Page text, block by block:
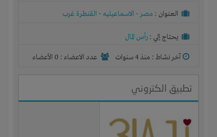
العنوان : مصر- الاسماعيليه - القنطرة غرب
يحتاج إلي : رأس المال
آخر نشاط : منذ 4 سنوات عدد الاعضاء : 0 الأعضاء
تطبيق الكتروني